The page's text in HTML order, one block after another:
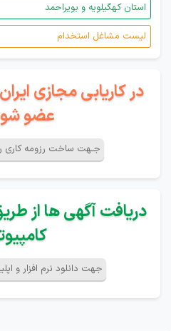
استان کهگیلویه و بویراحمد
لیست مشاغل استخدام
در کاریابی مجازی
عضو
جـهت ساخت رزومه کاری
دریافت آگهی ها از
جهت دانلود نرم افزار و